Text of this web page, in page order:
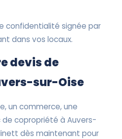
confidentialité signée par
dans vos locaux.
devis de
sur-Oise
un commerce, une
copropriété à Auvers-
dès maintenant pour